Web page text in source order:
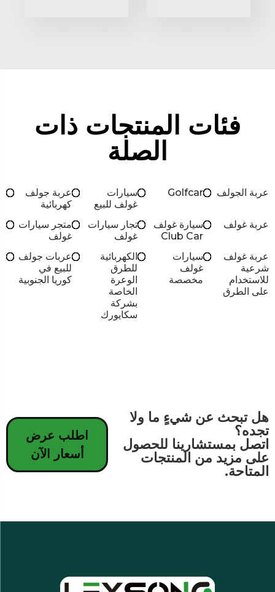
فئات المنتجات ذات
الصلة
عربة الجولف Golfcar
سيارات
غولف للبيع
عربة جولف
كهربائية
عربة غولف
سيارة غولف
Club Car
تجار سيارات
غولف
متجر سيارات
غولف
عربة غولف
شرعية
للاستخدام
على الطرق
سيارات
غولف
مخصصة
الكهربائية
للطرق
الوعرة
الخاصة
بشركة
سكايورك
عربات جولف
للبيع في
كوريا الجنوبية
هل تبحث عن شيءٍ ما ولا
تجده؟
اتصل بمستشارينا للحصول
على مزيد من المنتجات
المتاحة.
اطلب عرض
أسعار الآن